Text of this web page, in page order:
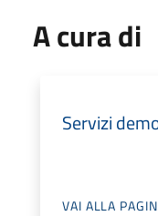
A cura di
Servizi
VAI ALLA